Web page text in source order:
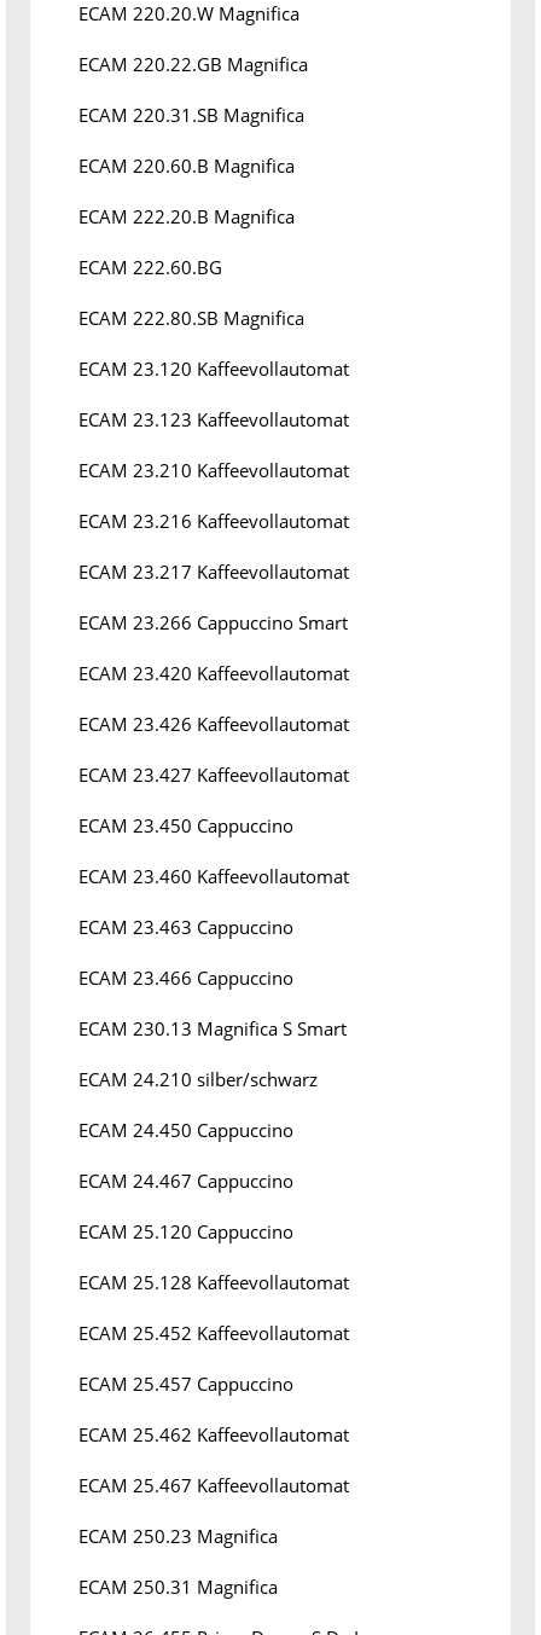
ECAM 220.20.W Magnifica
ECAM 220.22.GB Magnifica
ECAM 220.31.SB Magnifica
ECAM 220.60.B Magnifica
ECAM 222.20.B Magnifica
ECAM 222.60.BG
ECAM 222.80.SB Magnifica
ECAM 23.120 Kaffeevollautomat
ECAM 23.123 Kaffeevollautomat
ECAM 23.210 Kaffeevollautomat
ECAM 23.216 Kaffeevollautomat
ECAM 23.217 Kaffeevollautomat
ECAM 23.266 Cappuccino Smart
ECAM 23.420 Kaffeevollautomat
ECAM 23.426 Kaffeevollautomat
ECAM 23.427 Kaffeevollautomat
ECAM 23.450 Cappuccino
ECAM 23.460 Kaffeevollautomat
ECAM 23.463 Cappuccino
ECAM 23.466 Cappuccino
ECAM 230.13 Magnifica S Smart
ECAM 24.210 silber/schwarz
ECAM 24.450 Cappuccino
ECAM 24.467 Cappuccino
ECAM 25.120 Cappuccino
ECAM 25.128 Kaffeevollautomat
ECAM 25.452 Kaffeevollautomat
ECAM 25.457 Cappuccino
ECAM 25.462 Kaffeevollautomat
ECAM 25.467 Kaffeevollautomat
ECAM 250.23 Magnifica
ECAM 250.31 Magnifica